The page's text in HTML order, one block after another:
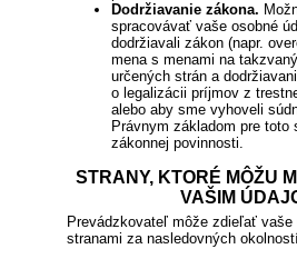
Dodržiavanie zákona.
spracovávať vaše osobné
dodržiavali zákon (napr.
mena s menami na
určených strán a
o legalizácii príjmov z
alebo aby sme vyhoveli
Právnym základom pre toto
zákonnej povinnosti.
STRANY, KTORÉ MÔŽU
VAŠIM
Prevádzkovateľ môže zdieľať vaše
stranami za nasledovných